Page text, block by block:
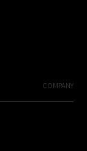
COMPANY